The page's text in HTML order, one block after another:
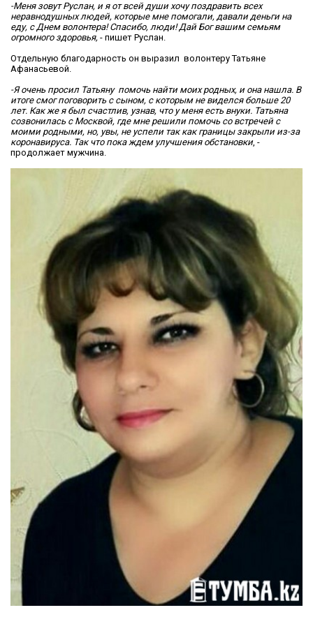
-Меня зовут Руслан, и я от всей души хочу поздравить всех
неравнодушных людей, которые мне помогали, давали деньги на
еду, с Днем волонтера! Спасибо, люди! Дай Бог вашим семьям
огромного здоровья, - пишет Руслан.
Отдельную благодарность он выразил волонтеру Татьяне
Афанасьевой.
-Я очень просил Татьяну помочь найти моих родных, и она нашла. В
итоге смог поговорить с сыном, с которым не виделся больше 20
лет. Как же я был счастлив, узнав, что у меня есть внуки. Татьяна
созвонилась с Москвой, где мне решили помочь со встречей с
моими родными, но, увы, не успели так как границы закрыли из-за
коронавируса. Так что пока ждем улучшения обстановки, -
продолжает мужчина.